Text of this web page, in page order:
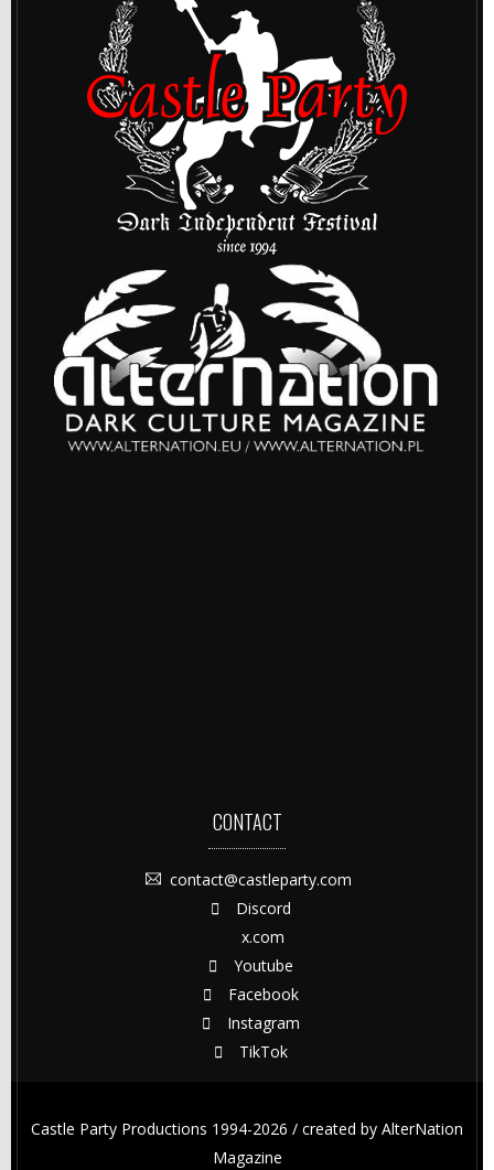
CONTACT
contact@castleparty.com
Discord
x.com
Youtube
Facebook
Instagram
TikTok
Castle Party Productions 1994-2026 / created by AlterNation
Magazine